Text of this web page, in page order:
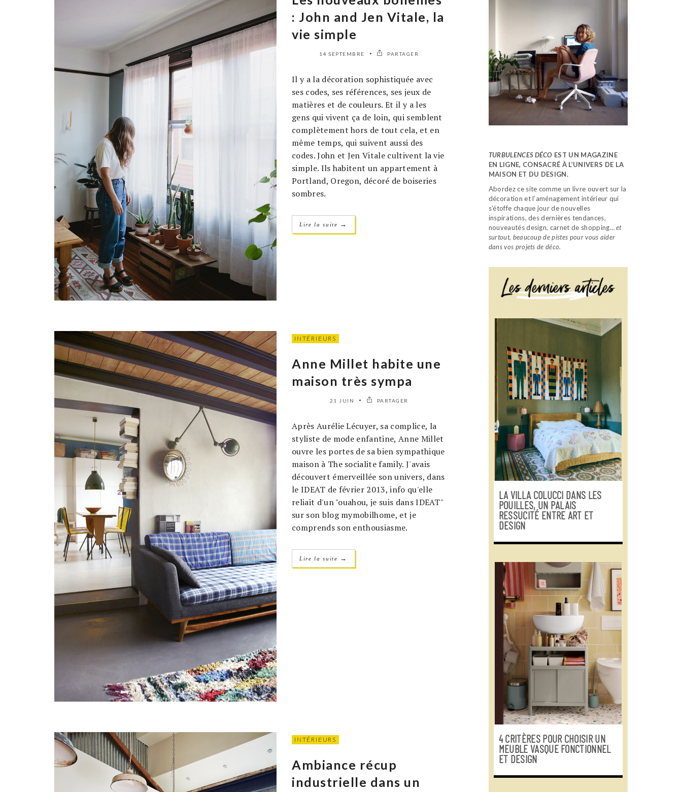
: John and Jen Vitale, la
vie simple
14 SEPTEMBRE PARTAGER
Il y a la décoration sophistiquée avec
ses codes, ses références, ses jeux de
matières et de couleurs. Et il y a les
gens qui vivent ça de loin, qui semblent
complètement hors de tout cela, et en
même temps, qui suivent aussi des
codes. John et Jen Vitale cultivent la vie
simple. Ils habitent un appartement à
Portland, Oregon, décoré de boiseries
sombres.
Lire la suite →
INTÉRIEURS
Anne Millet habite une
maison très sympa
21 JUIN PARTAGER
Après Aurélie Lécuyer, sa complice, la
styliste de mode enfantine, Anne Millet
ouvre les portes de sa bien sympathique
maison à The socialite family. J'avais
découvert émerveillée son univers, dans
le IDEAT de février 2013, info qu'elle
reliait d'un "ouahou, je suis dans IDEAT"
sur son blog mymobilhome, et je
comprends son enthousiasme.
Lire la suite →
INTÉRIEURS
Ambiance récup
industrielle dans un
TURBULENCES DÉCO EST UN MAGAZINE
EN LIGNE, CONSACRÉ À L’UNIVERS DE LA
MAISON ET DU DESIGN.
Abordez ce site comme un livre ouvert sur la
décoration et l’aménagement intérieur qui
s’étoffe chaque jour de nouvelles
inspirations, des dernières tendances,
nouveautés design, carnet de shopping…et
surtout, beaucoup de pistes pour vous aider
dans vos projets de déco.
LA VILLA COLUCCI DANS LES
POUILLES, UN PALAIS
RESSUCITÉ ENTRE ART ET
DESIGN
4 CRITÈRES POUR CHOISIR UN
MEUBLE VASQUE FONCTIONNEL
ET DESIGN